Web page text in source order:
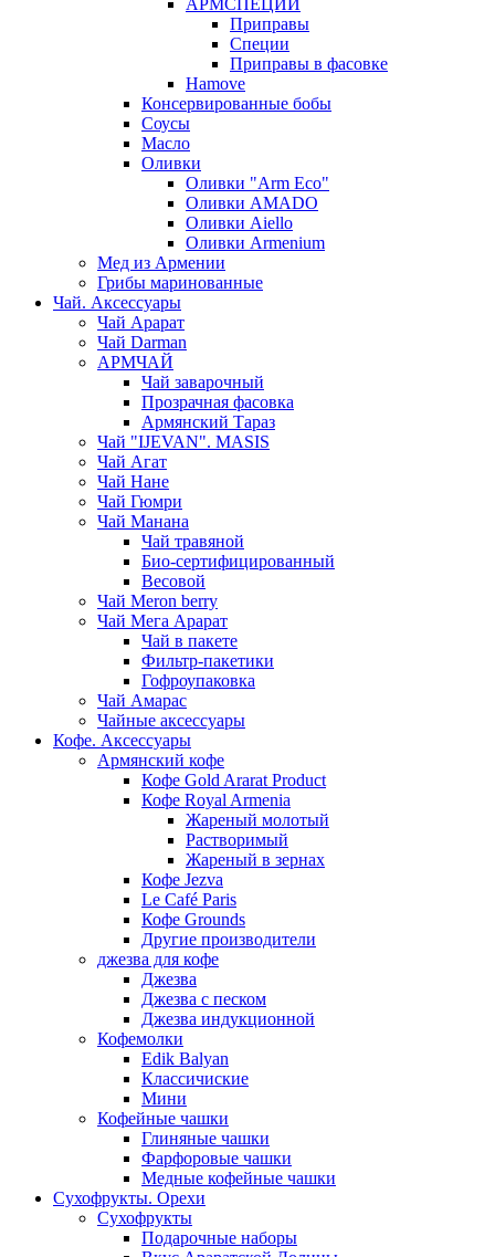
АРМСПЕЦИИ
Приправы
Специи
Приправы в фасовке
Hamove
Консервированные бобы
Соусы
Масло
Оливки
Оливки "Arm Eco"
Оливки AMADO
Оливки Aiello
Оливки Armenium
Мед из Армении
Грибы маринованные
Чай. Аксессуары
Чай Арарат
Чай Darman
АРМЧАЙ
Чай заварочный
Прозрачная фасовка
Армянский Тараз
Чай "IJEVAN". MASIS
Чай Агат
Чай Нане
Чай Гюмри
Чай Манана
Чай травяной
Био-сертифицированный
Весовой
Чай Meron berry
Чай Мега Арарат
Чай в пакете
Фильтр-пакетики
Гофроупаковка
Чай Амарас
Чайные аксессуары
Кофе. Аксессуары
Армянский кофе
Кофе Gold Ararat Product
Кофе Royal Armenia
Жареный молотый
Растворимый
Жареный в зернах
Кофе Jezva
Le Café Paris
Кофе Grounds
Другие производители
джезва для кофе
Джезва
Джезва с песком
Джезва индукционной
Кофемолки
Edik Balyan
Классичиские
Мини
Кофейные чашки
Глиняные чашки
Фарфоровые чашки
Медные кофейные чашки
Сухофрукты. Орехи
Сухофрукты
Подарочные наборы